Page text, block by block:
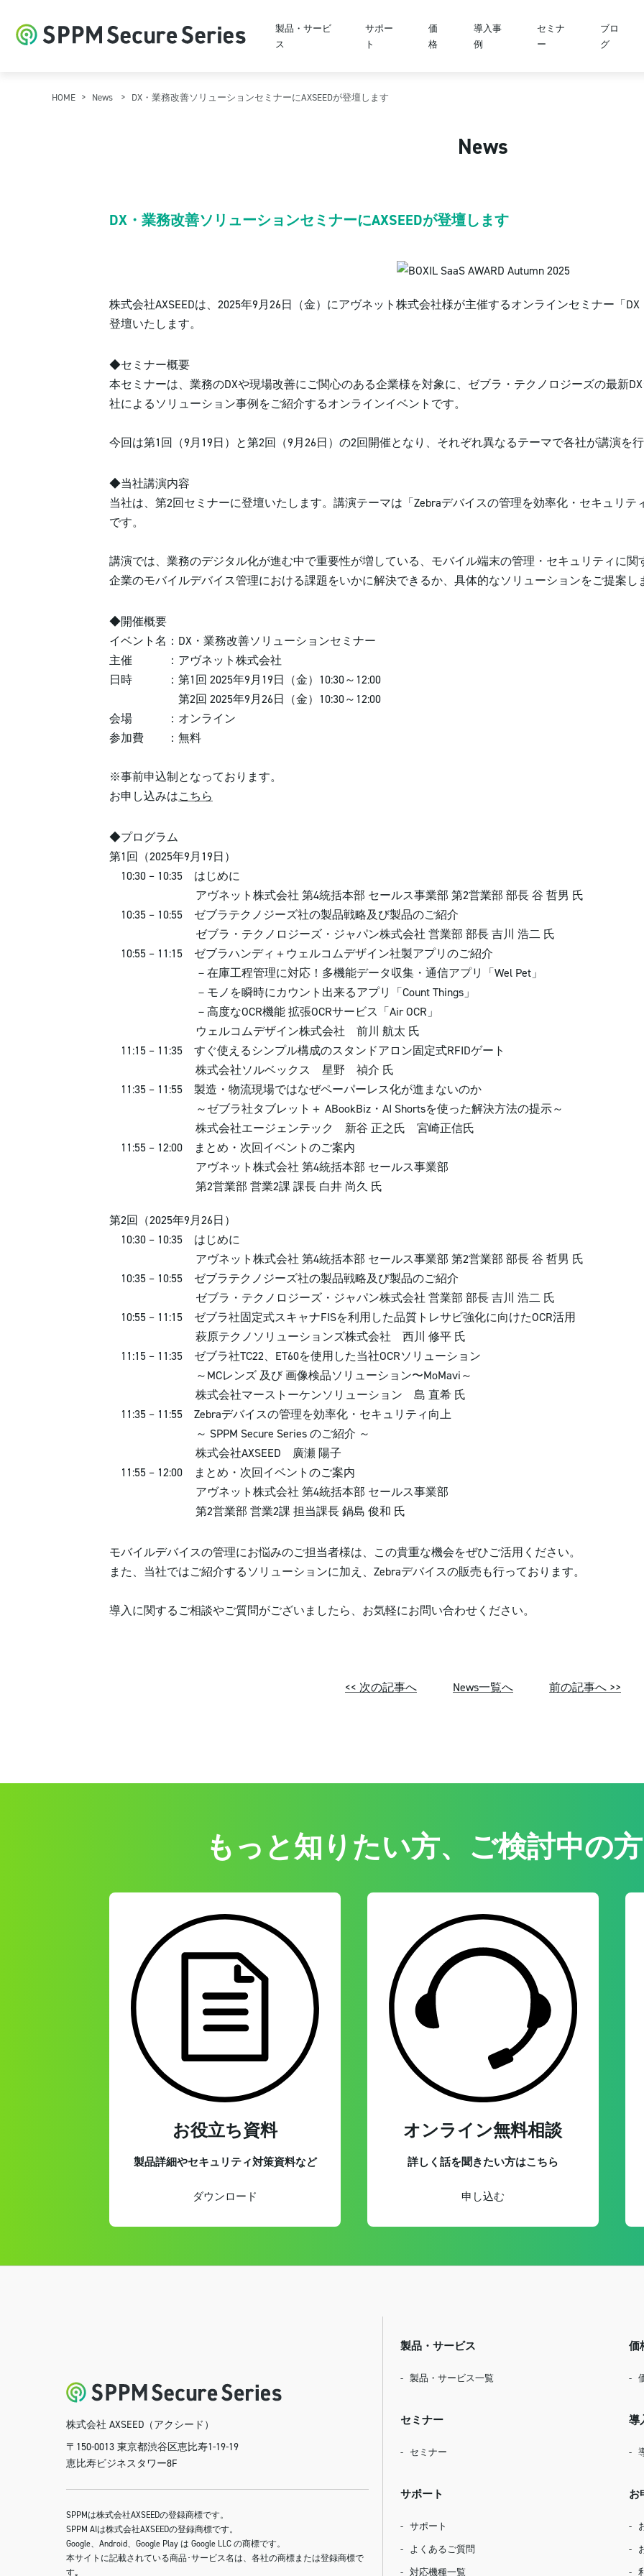
製品・サービ
ス
サポー
ト
価
格
導入事
例
セミナ
ー
ブロ
グ
HOME News DX・業務改善ソリューションセミナーにAXSEEDが登壇します
News
DX・業務改善ソリューションセミナーにAXSEEDが登壇します
株式会社AXSEEDは、2025年9月26日（金）にアヴネット株式会社様が主催するオンラインセミナー「
登壇いたします。
◆セミナー概要
本セミナーは、業務のDXや現場改善にご関心のある企業様を対象に、ゼブラ・テクノロジーズの最新
社によるソリューション事例をご紹介するオンラインイベントです。
今回は第1回（9月19日）と第2回（9月26日）の2回開催となり、それぞれ異なるテーマで各社が講演を
◆当社講演内容
当社は、第2回セミナーに登壇いたします。講演テーマは「Zebraデバイスの管理を効率化・セキュリテ
です。
講演では、業務のデジタル化が進む中で重要性が増している、モバイル端末の管理・セキュリティに
企業のモバイルデバイス管理における課題をいかに解決できるか、具体的なソリューションをご提案し
◆開催概要
イベント名：DX・業務改善ソリューションセミナー
主催 ：アヴネット株式会社
日時 ：第1回 2025年9月19日（金）10:30～12:00
第2回 2025年9月26日（金）10:30～12:00
会場 ：オンライン
参加費 ：無料
※事前申込制となっております。
お申し込みはこちら
◆プログラム
第1回（2025年9月19日）
10:30 – 10:35 はじめに
アヴネット株式会社 第4統括本部 セールス事業部 第2営業部 部長 谷 哲男 氏
10:35 – 10:55 ゼブラテクノジーズ社の製品戦略及び製品のご紹介
ゼブラ・テクノロジーズ・ジャパン株式会社 営業部 部長 吉川 浩二 氏
10:55 – 11:15 ゼブラハンディ＋ウェルコムデザイン社製アプリのご紹介
－在庫工程管理に対応！多機能データ収集・通信アプリ「Wel Pet」
－モノを瞬時にカウント出来るアプリ「Count Things」
－高度なOCR機能 拡張OCRサービス「Air OCR」
ウェルコムデザイン株式会社 前川 航太 氏
11:15 – 11:35 すぐ使えるシンプル構成のスタンドアロン固定式RFIDゲート
株式会社ソルベックス 星野 禎介 氏
11:35 – 11:55 製造・物流現場ではなぜペーパーレス化が進まないのか
～ゼブラ社タブレット＋ ABookBiz・AI Shortsを使った解決方法の提示～
株式会社エージェンテック 新谷 正之氏 宮崎正信氏
11:55 – 12:00 まとめ・次回イベントのご案内
アヴネット株式会社 第4統括本部 セールス事業部
第2営業部 営業2課 課長 白井 尚久 氏
第2回（2025年9月26日）
10:30 – 10:35 はじめに
アヴネット株式会社 第4統括本部 セールス事業部 第2営業部 部長 谷 哲男 氏
10:35 – 10:55 ゼブラテクノジーズ社の製品戦略及び製品のご紹介
ゼブラ・テクノロジーズ・ジャパン株式会社 営業部 部長 吉川 浩二 氏
10:55 – 11:15 ゼブラ社固定式スキャナFISを利用した品質トレサビ強化に向けたOCR活用
萩原テクノソリューションズ株式会社 西川 修平 氏
11:15 – 11:35 ゼブラ社TC22、ET60を使用した当社OCRソリューション
～MCレンズ 及び 画像検品ソリューション〜MoMavi～
株式会社マーストーケンソリューション 島 直希 氏
11:35 – 11:55 Zebraデバイスの管理を効率化・セキュリティ向上
～ SPPM Secure Series のご紹介 ～
株式会社AXSEED 廣瀬 陽子
11:55 – 12:00 まとめ・次回イベントのご案内
アヴネット株式会社 第4統括本部 セールス事業部
第2営業部 営業2課 担当課長 鍋島 俊和 氏
モバイルデバイスの管理にお悩みのご担当者様は、この貴重な機会をぜひご活用ください。
また、当社ではご紹介するソリューションに加え、Zebraデバイスの販売も行っております。
導入に関するご相談やご質問がございましたら、お気軽にお問い合わせください。
<< 次の記事へ News一覧へ 前の記事へ >>
もっと知りたい方、ご検討中の
お役立ち資料
製品詳細やセキュリティ対策資料など
ダウンロード
オンライン無料相談
詳しく話を聞きたい方はこちら
申し込む
製品・サービス
製品・サービス一覧
価
セミナー
セミナー
導
サポート
サポート
よくあるご質問
対応機種一覧
お
株式会社 AXSEED（アクシード）
〒150-0013 東京都渋谷区恵比寿1-19-19
恵比寿ビジネスタワー8F
SPPMは株式会社AXSEEDの登録商標です。
SPPM AIは株式会社AXSEEDの登録商標です。
Google、Android、Google Play は Google LLC の商標です。
本サイトに記載されている商品･サービス名は、各社の商標または登録商標で
す｡